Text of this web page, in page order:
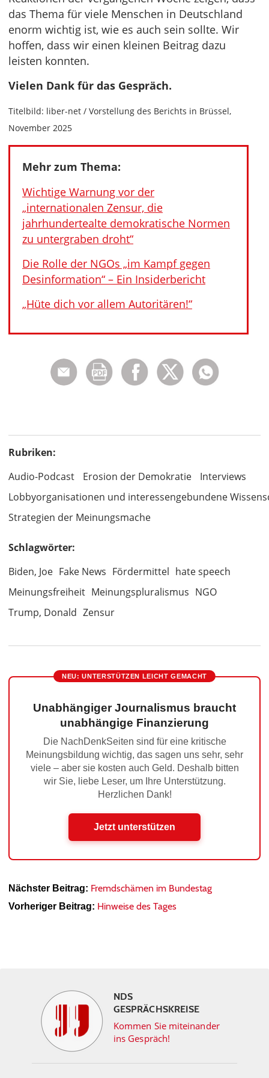
das Thema für viele Menschen in Deutschland
enorm wichtig ist, wie es auch sein sollte. Wir
hoffen, dass wir einen kleinen Beitrag dazu
leisten konnten.
Vielen Dank für das Gespräch.
Titelbild: liber-net / Vorstellung des Berichts in Brüssel,
November 2025
Mehr zum Thema:
Wichtige Warnung vor der
„internationalen Zensur, die
jahrhundertealte demokratische Normen
zu untergraben droht“
Die Rolle der NGOs „im Kampf gegen
Desinformation“ – Ein Insiderbericht
„Hüte dich vor allem Autoritären!“
Rubriken:
Audio-Podcast
Erosion der Demokratie
Interviews
Lobbyorganisationen und interessengebundene
Strategien der Meinungsmache
Schlagwörter:
Biden, Joe Fake News Fördermittel hate speech
Meinungsfreiheit Meinungspluralismus NGO
Trump, Donald Zensur
NEU: UNTERSTÜTZEN LEICHT GEMACHT
Unabhängiger Journalismus braucht
unabhängige Finanzierung
Die NachDenkSeiten sind für eine kritische
Meinungsbildung wichtig, das sagen uns sehr, sehr
viele – aber sie kosten auch Geld. Deshalb bitten
wir Sie, liebe Leser, um Ihre Unterstützung.
Herzlichen Dank!
Jetzt unterstützen
Nächster Beitrag: Fremdschämen im Bundestag
Vorheriger Beitrag: Hinweise des Tages
NDS
GESPRÄCHSKREISE
Kommen Sie miteinander
ins Gespräch!